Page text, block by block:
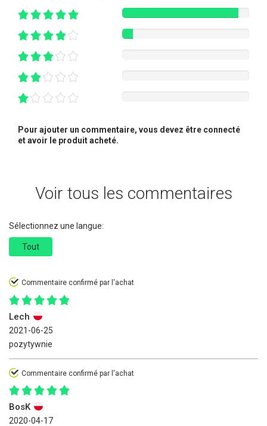
Pour ajouter un commentaire, vous devez être connecté
et avoir le produit acheté.
Voir tous les commentaires
Sélectionnez une langue:
Tout
Commentaire confirmé par l'achat
Lech
2021-06-25
pozytywnie
Commentaire confirmé par l'achat
BosK
2020-04-17